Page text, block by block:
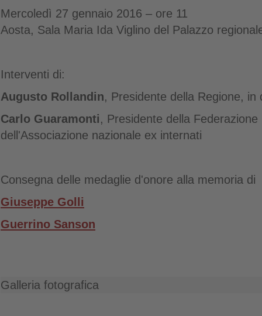
Mercoledì 27 gennaio 2016 – ore 11
Aosta, Sala Maria Ida Viglino del Palazzo
Interventi di:
Augusto Rollandin, Presidente della Regione, in
Carlo Guaramonti, Presidente della Federazione
dell'Associazione nazionale ex internati
Consegna delle medaglie d'onore alla memoria di
Giuseppe Golli
Guerrino Sanson
Galleria fotografica